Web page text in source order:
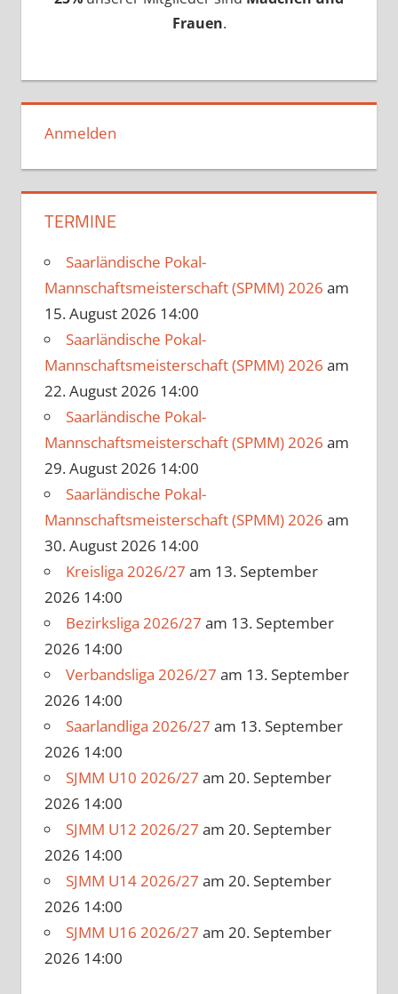
Frauen.
Anmelden
TERMINE
Saarländische Pokal-
Mannschaftsmeisterschaft (SPMM) 2026 am
15. August 2026 14:00
Saarländische Pokal-
Mannschaftsmeisterschaft (SPMM) 2026 am
22. August 2026 14:00
Saarländische Pokal-
Mannschaftsmeisterschaft (SPMM) 2026 am
29. August 2026 14:00
Saarländische Pokal-
Mannschaftsmeisterschaft (SPMM) 2026 am
30. August 2026 14:00
Kreisliga 2026/27 am 13. September
2026 14:00
Bezirksliga 2026/27 am 13. September
2026 14:00
Verbandsliga 2026/27 am 13. September
2026 14:00
Saarlandliga 2026/27 am 13. September
2026 14:00
SJMM U10 2026/27 am 20. September
2026 14:00
SJMM U12 2026/27 am 20. September
2026 14:00
SJMM U14 2026/27 am 20. September
2026 14:00
SJMM U16 2026/27 am 20. September
2026 14:00